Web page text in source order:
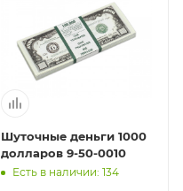
Шуточные деньги 1000
долларов 9-50-0010
Есть в наличии: 134